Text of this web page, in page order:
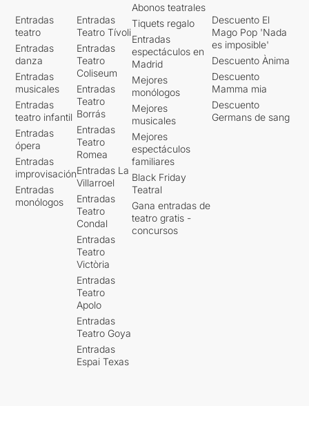
Entradas
teatro
Entradas
danza
Entradas
musicales
Entradas
teatro infantil
Entradas
ópera
Entradas
improvisación
Entradas
monólogos
Entradas
Teatro Tívoli
Entradas
Teatro
Coliseum
Entradas
Teatro
Borrás
Entradas
Teatro
Romea
Entradas La
Villarroel
Entradas
Teatro
Condal
Entradas
Teatro
Victòria
Entradas
Teatro
Apolo
Entradas
Teatro Goya
Entradas
Espai Texas
Abonos teatrales
Tiquets regalo
Entradas
espectáculos en
Madrid
Mejores
monólogos
Mejores
musicales
Mejores
espectáculos
familiares
Black Friday
Teatral
Gana entradas de
teatro gratis -
concursos
Descuento El
Mago Pop 'Nada
es imposible'
Descuento Ànima
Descuento
Mamma mia
Descuento
Germans de sang